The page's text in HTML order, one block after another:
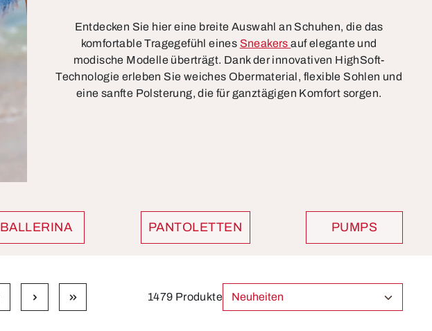
Entdecken Sie hier eine breite Auswahl an Schuhen, die das
komfortable Tragegefühl eines Sneakersauf elegante und
modische Modelle überträgt. Dank der innovativen HighSoft-
Technologie erleben Sie weiches Obermaterial, flexible Sohlen und
eine sanfte Polsterung, die für ganztägigen Komfort sorgen.
BALLERINA PANTOLETTEN PUMPS
1479 Produkte